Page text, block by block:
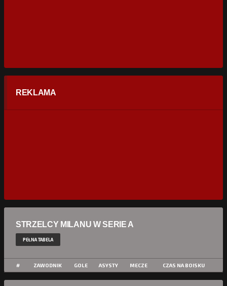
REKLAMA
STRZELCY MILANU W SERIE A
PEŁNA TABELA
# ZAWODNIK GOLE ASYSTY MECZE CZAS NA BOISKU